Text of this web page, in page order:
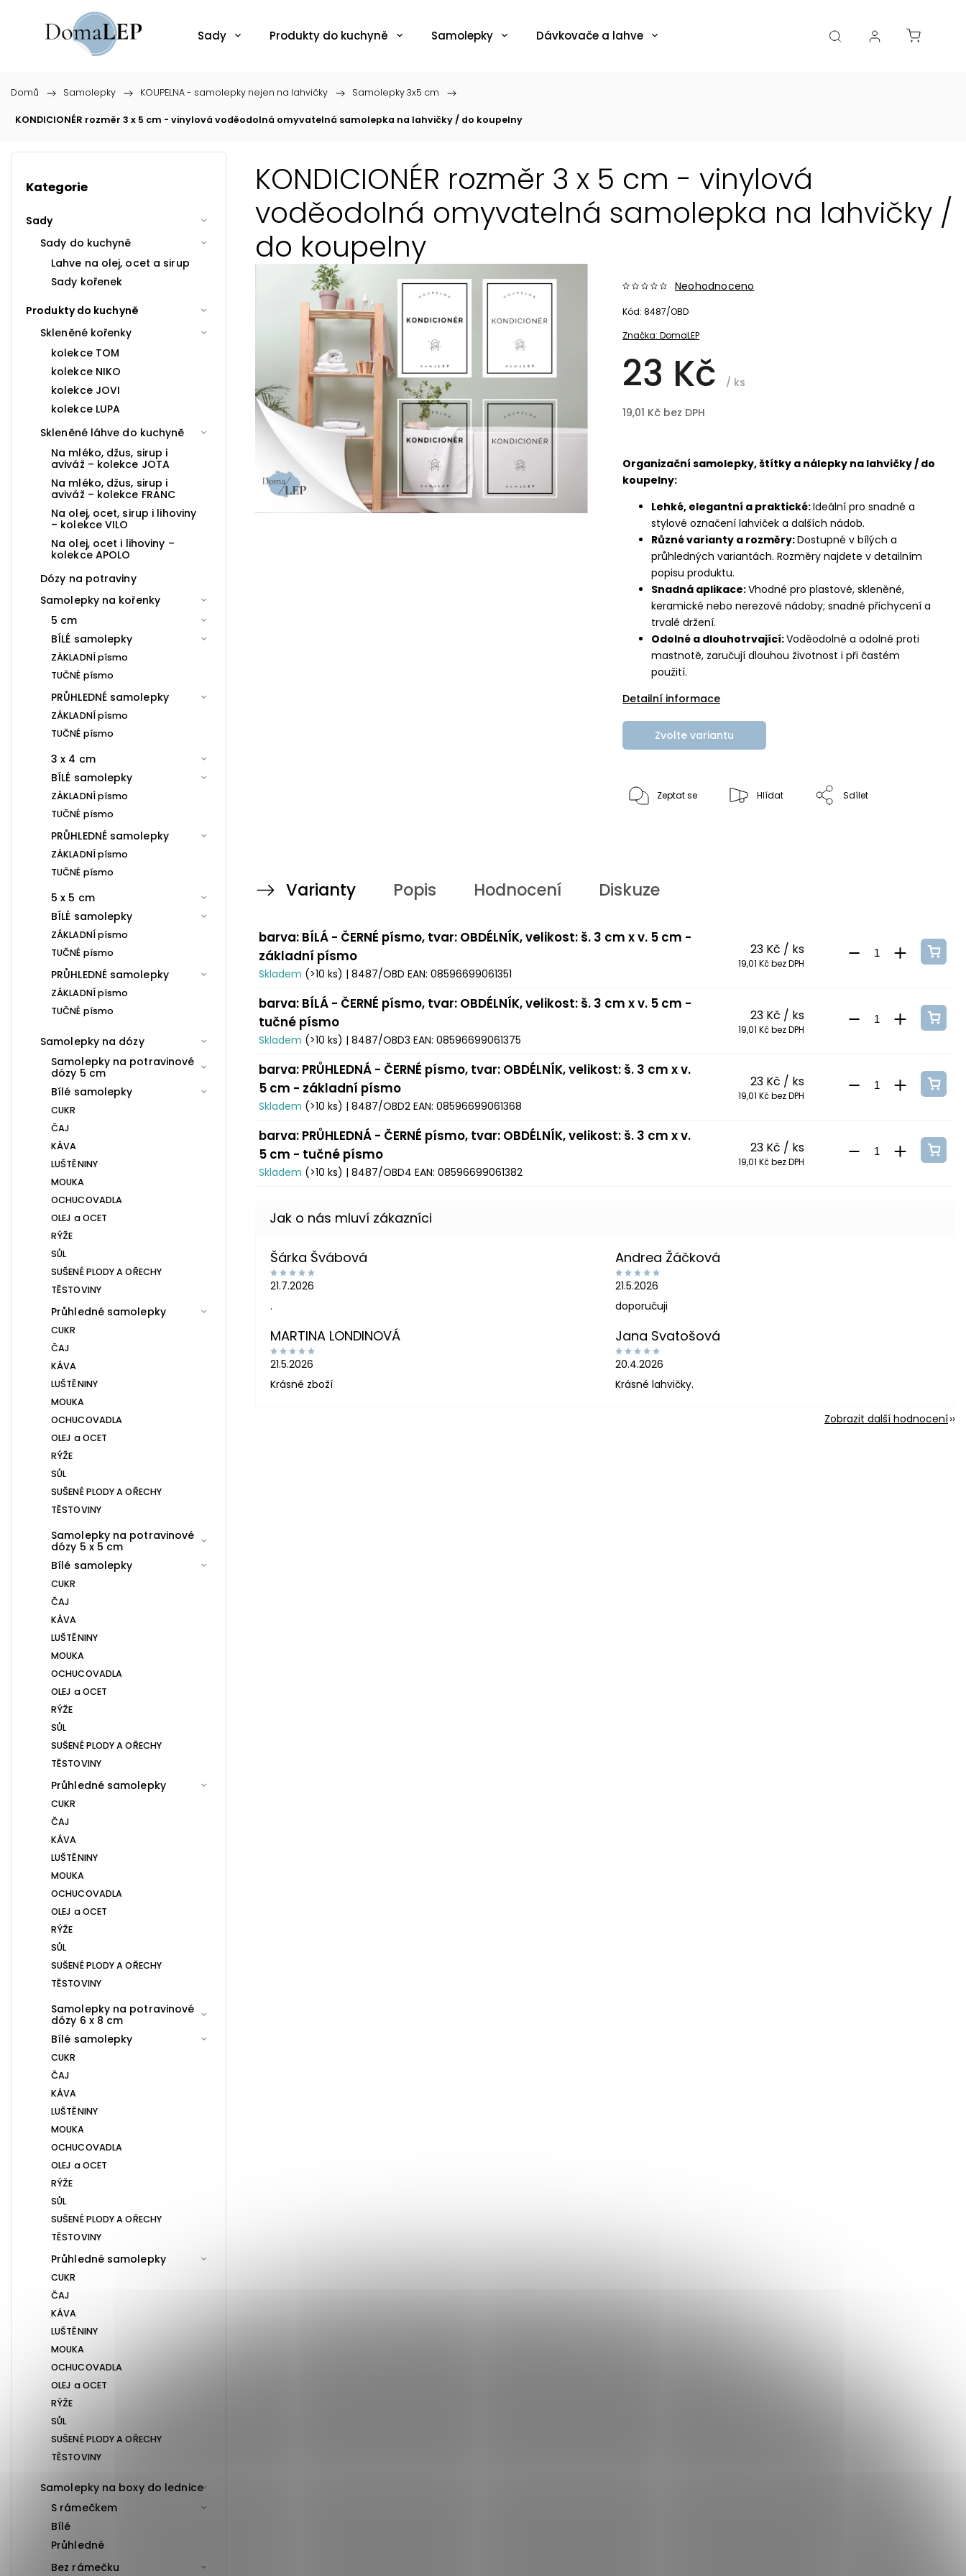
Sady Produkty do kuchyně Samolepky Dávkovače a lahve Boxy, dózy, kořenky, skleničky Akce
Domů / Samolepky / KOUPELNA - samolepky nejen na lahvičky / Samolepky 3x5 cm /
KONDICIONÉR rozměr 3 x 5 cm - vinylová voděodolná omyvatelná samolepka na lahvičky / do koupelny
Kategorie
Sady
Sady do kuchyně
Lahve na olej, ocet a sirup
Sady kořenek
Produkty do kuchyně
Skleněné kořenky
kolekce TOM
kolekce NIKO
kolekce JOVI
kolekce LUPA
Skleněné láhve do kuchyně
Na mléko, džus, sirup i
aviváž – kolekce JOTA
Na mléko, džus, sirup i
aviváž – kolekce FRANC
Na olej, ocet, sirup i lihoviny
– kolekce VILO
Na olej, ocet i lihoviny –
kolekce APOLO
Dózy na potraviny
Samolepky na kořenky
5 cm
BÍLÉ samolepky
ZÁKLADNÍ písmo
TUČNÉ písmo
PRŮHLEDNÉ samolepky
ZÁKLADNÍ písmo
TUČNÉ písmo
3 x 4 cm
BÍLÉ samolepky
ZÁKLADNÍ písmo
TUČNÉ písmo
PRŮHLEDNÉ samolepky
ZÁKLADNÍ písmo
TUČNÉ písmo
5 x 5 cm
BÍLÉ samolepky
ZÁKLADNÍ písmo
TUČNÉ písmo
PRŮHLEDNÉ samolepky
ZÁKLADNÍ písmo
TUČNÉ písmo
Samolepky na dózy
Samolepky na potravinové
dózy 5 cm
Bílé samolepky
CUKR
ČAJ
KÁVA
LUŠTĚNINY
MOUKA
OCHUCOVADLA
OLEJ a OCET
RÝŽE
SŮL
SUŠENÉ PLODY A OŘECHY
TĚSTOVINY
Průhledné samolepky
CUKR
ČAJ
KÁVA
LUŠTĚNINY
MOUKA
OCHUCOVADLA
OLEJ a OCET
RÝŽE
SŮL
SUŠENÉ PLODY A OŘECHY
TĚSTOVINY
Samolepky na potravinové
dózy 5 x 5 cm
Bílé samolepky
CUKR
ČAJ
KÁVA
LUŠTĚNINY
MOUKA
OCHUCOVADLA
OLEJ a OCET
RÝŽE
SŮL
SUŠENÉ PLODY A OŘECHY
TĚSTOVINY
Průhledné samolepky
CUKR
ČAJ
KÁVA
LUŠTĚNINY
MOUKA
OCHUCOVADLA
OLEJ a OCET
RÝŽE
SŮL
SUŠENÉ PLODY A OŘECHY
TĚSTOVINY
Samolepky na potravinové
dózy 6 x 8 cm
Bílé samolepky
CUKR
ČAJ
KÁVA
LUŠTĚNINY
MOUKA
OCHUCOVADLA
OLEJ a OCET
RÝŽE
SŮL
SUŠENÉ PLODY A OŘECHY
TĚSTOVINY
Průhledné samolepky
CUKR
ČAJ
KÁVA
LUŠTĚNINY
MOUKA
OCHUCOVADLA
OLEJ a OCET
RÝŽE
SŮL
SUŠENÉ PLODY A OŘECHY
TĚSTOVINY
Samolepky na boxy do lednice
S rámečkem
Bílé
Průhledné
Bez rámečku
KONDICIONÉR rozměr 3 x 5 cm - vinylová
voděodolná omyvatelná samolepka na lahvičky /
do koupelny
Značka: DomaLEP
Neohodnoceno
23 Kč / ks
19,01 Kč bez DPH
Kód: 8487/OBD
Organizační samolepky, štítky a nálepky na lahvičky / do
koupelny:
Lehké, elegantní a praktické:Ideální pro snadné a
stylové označení lahviček a dalších nádob.
Různé varianty a rozměry:Dostupné v bílých a
průhledných variantách. Rozměry najdete v detailním
popisu produktu.
Snadná aplikace:Vhodné pro plastové, skleněné,
keramické nebo nerezové nádoby; snadné přichycení a
trvalé držení.
Odolné a dlouhotrvající:Voděodolné a odolné proti
mastnotě, zaručují dlouhou životnost i při častém
použití.
Detailní informace
Zvolte variantu
Zeptat se Hlídat Sdílet
Varianty Popis Hodnocení Diskuze
barva: BÍLÁ - ČERNÉ písmo, tvar: OBDÉLNÍK, velikost: š. 3 cm x v. 5 cm -
základní písmo
Skladem (>10 ks) | 8487/OBD EAN: 08596699061351
23 Kč / ks
19,01 Kč bez DPH
barva: BÍLÁ - ČERNÉ písmo, tvar: OBDÉLNÍK, velikost: š. 3 cm x v. 5 cm -
tučné písmo
Skladem (>10 ks) | 8487/OBD3 EAN: 08596699061375
23 Kč / ks
19,01 Kč bez DPH
barva: PRŮHLEDNÁ - ČERNÉ písmo, tvar: OBDÉLNÍK, velikost: š. 3 cm x v.
5 cm - základní písmo
Skladem (>10 ks) | 8487/OBD2 EAN: 08596699061368
23 Kč / ks
19,01 Kč bez DPH
barva: PRŮHLEDNÁ - ČERNÉ písmo, tvar: OBDÉLNÍK, velikost: š. 3 cm x v.
5 cm - tučné písmo
Skladem (>10 ks) | 8487/OBD4 EAN: 08596699061382
23 Kč / ks
19,01 Kč bez DPH
Šárka Švábová
21.7.2026
.
Andrea Žáčková
21.5.2026
doporučuji
MARTINA LONDINOVÁ
21.5.2026
Krásné zboží
Jana Svatošová
20.4.2026
Krásné lahvičky.
Zobrazit další hodnocení